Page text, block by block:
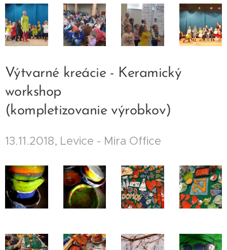
Výtvarné kreácie - Keramický
workshop
(kompletizovanie výrobkov)
13.11.2018, Levice - Mira Office